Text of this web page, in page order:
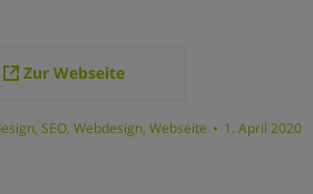
Zur Webseite
, SEO, Webdesign, Webseite 1. April 2020